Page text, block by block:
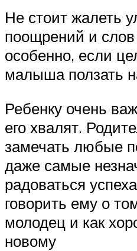
Не стоит жалеть
поощрений и
особенно, если
малыша ползать
Ребенку очень
его хвалят.
замечать любые
даже самые
радоваться
говорить ему о
молодец и как
новому